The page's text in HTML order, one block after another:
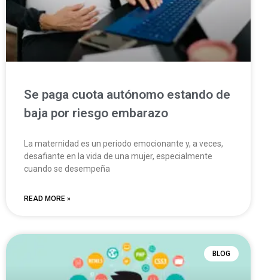
Se paga cuota autónomo estando de
baja por riesgo embarazo
La maternidad es un periodo emocionante y, a veces,
desafiante en la vida de una mujer, especialmente
cuando se desempeña
READ MORE »
BLOG